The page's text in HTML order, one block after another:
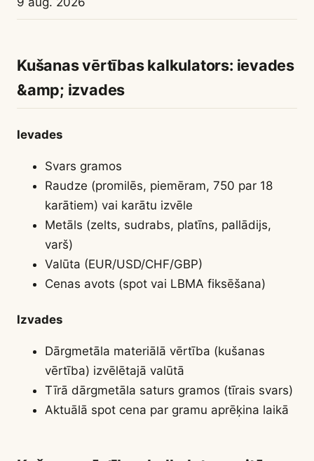
Kušanas vērtības kalkulators: ievades
&amp; izvades
Ievades
Svars gramos
Raudze (promilēs, piemēram, 750 par 18
karātiem) vai karātu izvēle
Metāls (zelts, sudrabs, platīns, pallādijs,
varš)
Valūta (EUR/USD/CHF/GBP)
Cenas avots (spot vai LBMA fiksēšana)
Izvades
Dārgmetāla materiālā vērtība (kušanas
vērtība) izvēlētajā valūtā
Tīrā dārgmetāla saturs gramos (tīrais svars)
Aktuālā spot cena par gramu aprēķina laikā